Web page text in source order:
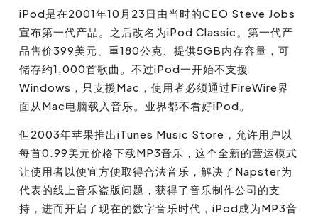
iPod是在2001年10月23日由当时的CEO Steve Jobs
宣布第一代产品。之后改名为iPod Classic。第一代产
品售价399美元、重180公克、提供5GB内存容量，可
储存约1,000首歌曲。不过iPod一开始不支援
Windows，只支援Mac，使用者必须通过FireWire界
面从Mac电脑载入音乐。 业界都不看好iPod。
但2003年苹果推出iTunes Music Store，允许用户以
每首0.99美元价格下载MP3音乐，这个全新的营运模式
让使用者以便宜方便取得合法音乐，解决了Napster为
代表的线上音乐盗版问题，获得了音乐制作公司的支
持，进而开启了现在的数字音乐时代，iPod成为MP3音